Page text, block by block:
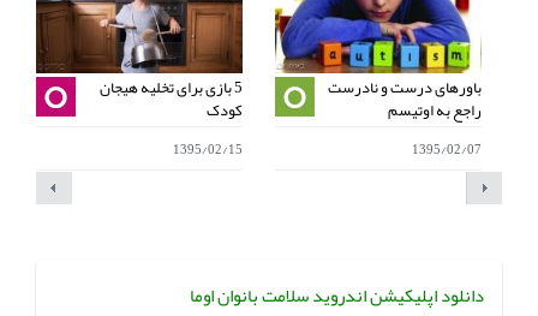
5 بازی برای تخلیه هیجان
کودک
1395/02/15
باورهای درست و نادرست
راجع به اوتیسم
1395/02/07
دانلود اپلیکیشن اندروید سلامت بانوان اوما